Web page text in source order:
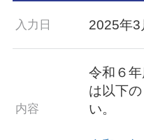
入力日 2025年3
内容
令和６
は以下
い。